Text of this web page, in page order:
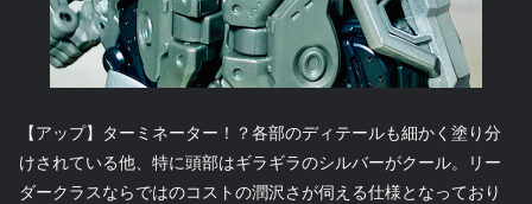
【アップ】ターミネーター！？各部のディテールも細かく塗り分
けされている他、特に頭部はギラギラのシルバーがクール。リー
ダークラスならではのコストの潤沢さが伺える仕様となっており